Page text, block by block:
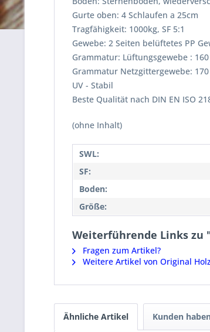
Gurte oben: 4 Schlaufen a 25cm
Tragfähigkeit: 1000kg, SF 5:1
Gewebe: 2 Seiten belüftetes PP
Grammatur: Lüftungsgewebe : 160
Grammatur Netzgittergewebe: 170
UV - Stabil
Beste Qualität nach DIN EN ISO
(ohne Inhalt)
SWL:
SF:
Boden:
Größe:
Weiterführende Links zu
Fragen zum Artikel?
Weitere Artikel von Original
Ähnliche Artikel Kunden